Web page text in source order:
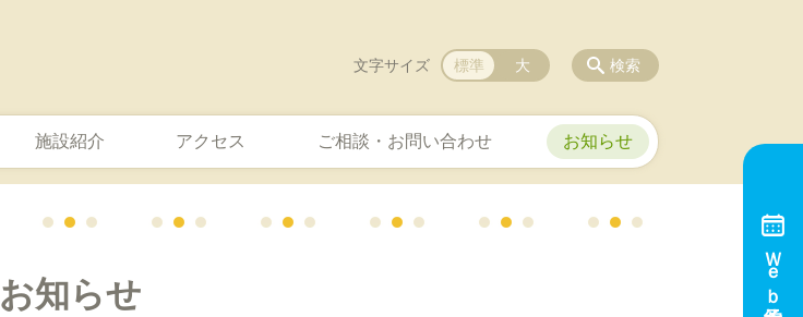
施設紹介 アクセス ご相談・お問い合わせ お知らせ
検索
文字サイズ 標準 大
お知らせ Ｗｅｂ予約